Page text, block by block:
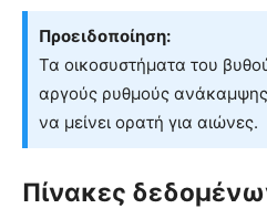
Προειδοποίηση:
Τα οικοσυστήματα του
αργούς ρυθμούς
να μείνει ορατή για αιώνες.
Πίνακες